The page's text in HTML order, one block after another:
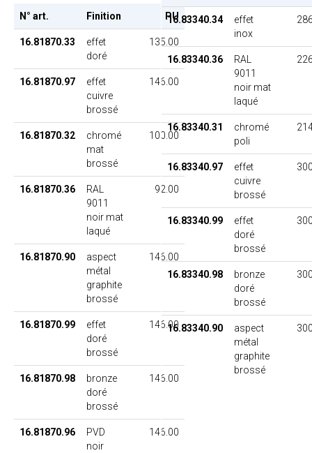
N° art. Finition PU
16.81870.33
effet
doré
135.00
16.81870.97
effet
cuivre
brossé
146.00
16.81870.32
chromé
mat
brossé
100.00
16.81870.36
RAL
9011
noir mat
laqué
92.00
16.81870.90
aspect
métal
graphite
brossé
146.00
16.81870.99
effet
doré
brossé
146.00
16.81870.98
bronze
doré
brossé
146.00
16.81870.96
PVD
noir
146.00
16.83340.34
effet
inox
16.83340.36
RAL
9011
noir mat
laqué
16.83340.31
chromé
poli
16.83340.97
effet
cuivre
brossé
16.83340.99
effet
doré
brossé
16.83340.98
bronze
doré
brossé
16.83340.90
aspect
métal
graphite
brossé